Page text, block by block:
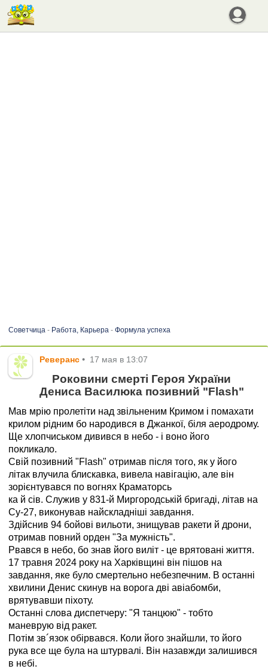
Советчица- Работа, Карьера- Формула успеха
Реверанс • 17 мая в 13:07
Роковини смерті Героя України
Дениса Василюка позивний "Flash"
Мав мрію пролетіти над звільненим Кримом і помахати
крилом рідним бо народився в Джанкої, біля аеродрому.
Ще хлопчиськом дивився в небо - і воно його
покликало.
Свій позивний "Flash" отримав після того, як у його
літак влучила блискавка, вивела навігацію, але він
зорієнтувався по вогнях Краматорсь
ка й сів. Служив у 831-й Миргородській бригаді, літав на
Су-27, виконував найскладніші завдання.
Здійснив 94 бойові вильоти, знищував ракети й дрони,
отримав повний орден "За мужність".
Рвався в небо, бо знав його виліт - це врятовані життя.
17 травня 2024 року на Харківщині він пішов на
завдання, яке було смертельно небезпечним. В останні
хвилини Денис скинув на ворога дві авіабомби,
врятувавши піхоту.
Останні слова диспетчеру: "Я танцюю" - тобто
маневрую від ракет.
Потім зв´язок обірвався. Коли його знайшли, то його
рука все ще була на штурвалі. Він назавжди залишився
в небі.